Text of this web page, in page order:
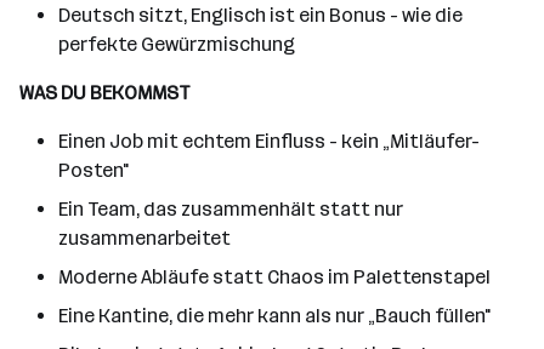
Deutsch sitzt, Englisch ist ein Bonus - wie die
perfekte Gewürzmischung
WAS DU BEKOMMST
Einen Job mit echtem Einfluss - kein „Mitläufer-
Posten"
Ein Team, das zusammenhält statt nur
zusammenarbeitet
Moderne Abläufe statt Chaos im Palettenstapel
Eine Kantine, die mehr kann als nur „Bauch füllen"